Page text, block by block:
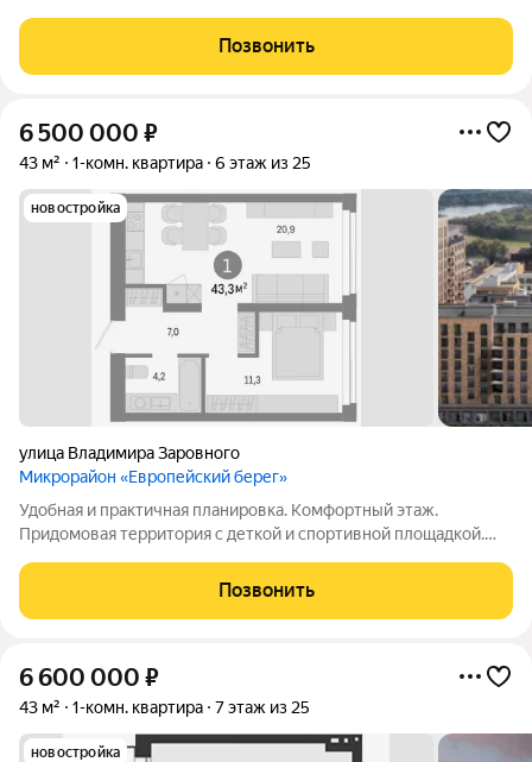
Позвонить
6 500 000 ₽
43 м² 1-комн. квартира 6 этаж из 25
новостройка
улица Владимира Заровного
Микрорайон «Европейский берег»
Удобная и практичная планировка. Комфортный этаж.
Придомовая территория с деткой и спортивной площадкой.
доступности). Подходит под все виды расчётов. Нет
обременения и опеки. Чистая продажа.
Позвонить
6 600 000 ₽
43 м² 1-комн. квартира 7 этаж из 25
новостройка